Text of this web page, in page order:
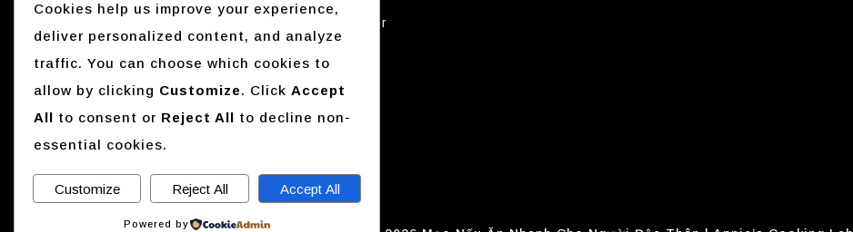
Where fashion meets innovation. Crafted for
trendsetters, brands, and creatives who
Cookies help us improve your experience,
deliver personalized content, and analyze
traffic. You can choose which cookies to
allow by clicking Customize. Click Accept
All to consent or Reject All to decline non-
essential cookies.
Customize Reject All Accept All
Powered by